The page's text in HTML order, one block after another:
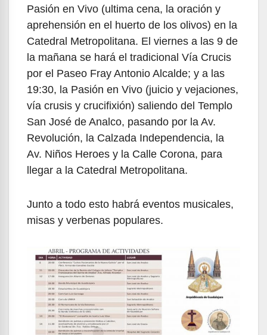
Pasión en Vivo (ultima cena, la oración y
aprehensión en el huerto de los olivos) en la
Catedral Metropolitana. El viernes a las 9 de
la mañana se hará el tradicional Vía Crucis
por el Paseo Fray Antonio Alcalde; y a las
19:30, la Pasión en Vivo (juicio y vejaciones,
vía crusis y crucifixión) saliendo del Templo
San José de Analco, pasando por la Av.
Revolución, la Calzada Independencia, la
Av. Niños Heroes y la Calle Corona, para
llegar a la Catedral Metropolitana.
Junto a todo esto habrá eventos musicales,
misas y verbenas populares.